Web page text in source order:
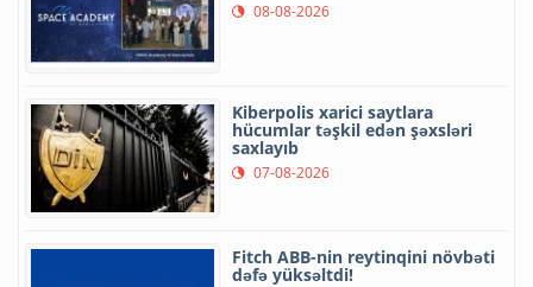
08-08-2026
Kiberpolis xarici saytlara
hücumlar təşkil edən şəxsləri
saxlayıb
07-08-2026
Fitch ABB-nin reytinqini növbəti
dəfə yüksəltdi!